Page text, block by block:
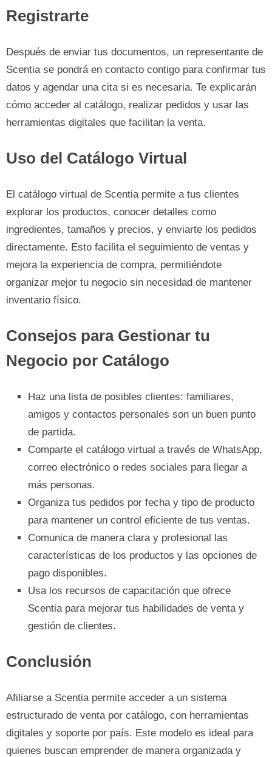
Registrarte
Después de enviar tus documentos, un representante de
Scentia se pondrá en contacto contigo para confirmar tus
datos y agendar una cita si es necesaria. Te explicarán
cómo acceder al catálogo, realizar pedidos y usar las
herramientas digitales que facilitan la venta.
Uso del Catálogo Virtual
El catálogo virtual de Scentia permite a tus clientes
explorar los productos, conocer detalles como
ingredientes, tamaños y precios, y enviarte los pedidos
directamente. Esto facilita el seguimiento de ventas y
mejora la experiencia de compra, permitiéndote
organizar mejor tu negocio sin necesidad de mantener
inventario físico.
Consejos para Gestionar tu
Negocio por Catálogo
Haz una lista de posibles clientes: familiares,
amigos y contactos personales son un buen punto
de partida.
Comparte el catálogo virtual a través de WhatsApp,
correo electrónico o redes sociales para llegar a
más personas.
Organiza tus pedidos por fecha y tipo de producto
para mantener un control eficiente de tus ventas.
Comunica de manera clara y profesional las
características de los productos y las opciones de
pago disponibles.
Usa los recursos de capacitación que ofrece
Scentia para mejorar tus habilidades de venta y
gestión de clientes.
Conclusión
Afiliarse a Scentia permite acceder a un sistema
estructurado de venta por catálogo, con herramientas
digitales y soporte por país. Este modelo es ideal para
quienes buscan emprender de manera organizada y